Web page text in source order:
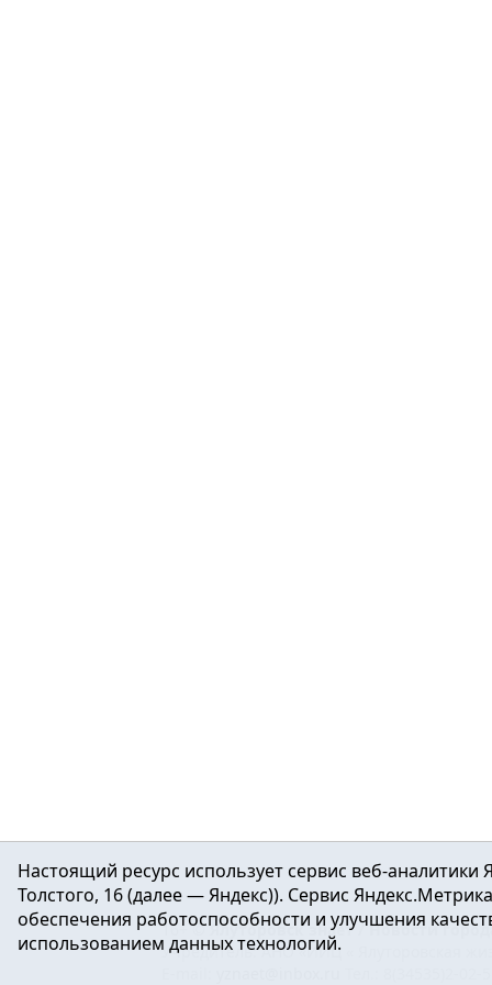
16+ ©Ялуторовск знает / Новости
Учредитель: АНО «ИИЦ « Ялуторовская
Настоящий ресурс использует сервис веб-
Толстого, 16 (далее — Яндекс)). Сервис
обеспечения работоспособности и улучшения
использованием данных технологий.